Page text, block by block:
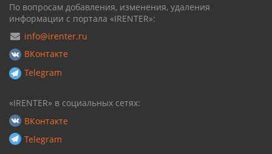
По вопросам добавления, изменения, удаления
информации с портала «IRENTER»:
info@irenter.ru
ВКонтакте
Telegram
«IRENTER» в социальных сетях:
ВКонтакте
Telegram